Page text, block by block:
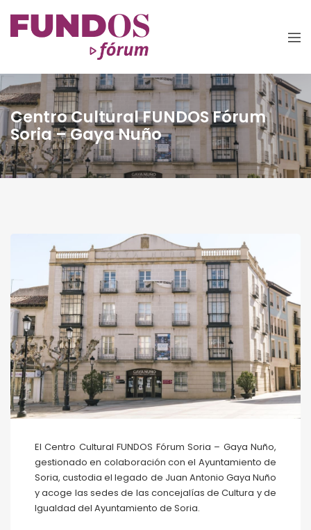
Centro Cultural FUNDOS Fórum
Soria – Gaya Nuño
El Centro Cultural FUNDOS Fórum Soria – Gaya Nuño,
gestionado en colaboración con el Ayuntamiento de
Soria, custodia el legado de Juan Antonio Gaya Nuño
y acoge las sedes de las concejalías de Cultura y de
Igualdad del Ayuntamiento de Soria.